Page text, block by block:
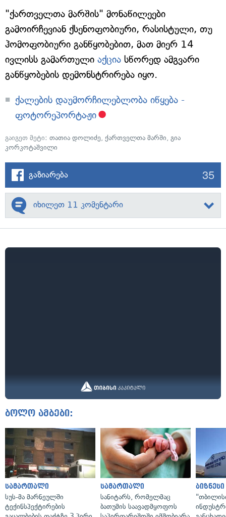
"ქართველთა მარშის" მონაწილეები
გამოირჩევიან ქსენოფობიური, რასისტული, თუ
ჰომოფობიური განწყობებით, მათ მიერ 14
ივლისს გამართული აქცია სწორედ ამგვარი
განწყობების დემონსტრირება იყო.
ქალების დაუმორჩილებლობა იწყება -
ფოტორეპორტაჟი
გაიგეთ მეტი: თათია დოლიძე, ქართველთა მარში, გია
კორკოტაშვილი
გაზიარება 35
იხილეთ 11 კომენტარი
ბოლო ამბები:
სამართალი
სუს-მა მარნეულში
ტექინსპექტირების
სამართალი
სანიტარს, რომელმაც
ბათუმის საავადმყოფოს
ბიზნესი